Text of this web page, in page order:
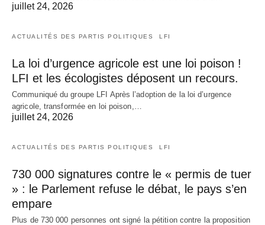
juillet 24, 2026
ACTUALITÉS DES PARTIS POLITIQUES LFI
La loi d’urgence agricole est une loi poison !
LFI et les écologistes déposent un recours.
Communiqué du groupe LFI Après l’adoption de la loi d’urgence
agricole, transformée en loi poison,…
juillet 24, 2026
ACTUALITÉS DES PARTIS POLITIQUES LFI
730 000 signatures contre le « permis de tuer
» : le Parlement refuse le débat, le pays s’en
empare
Plus de 730 000 personnes ont signé la pétition contre la proposition